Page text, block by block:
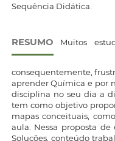
Sequência Didática.
RESUMO Muitos
consequentemente,
aprender Química e por
disciplina no seu dia a
tem como objetivo
mapas conceituais,
aula. Nessa proposta
Soluções, conteúdo